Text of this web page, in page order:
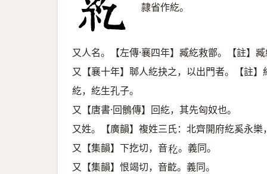
隷省作紇。
又人名。【左傳·襄四年】臧紇救鄫。【註】臧
又【襄十年】郰人紇抉之，以出門者。【註
紇，紇生孔子。
又【唐書·回鶻傳】回紇，其先匈奴也。
又姓。【廣韻】複姓三氏：北齊開府紇奚永樂
又【集韻】下扢切，音𥝖 。義同。
又【集韻】恨竭切，音齕。義同。